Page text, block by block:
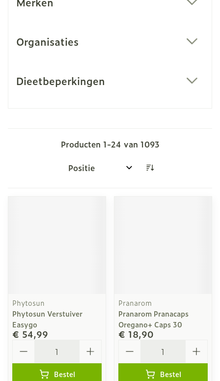
Organisaties
Dieetbeperkingen
Producten 1-24 van 1093
Sorteer op:
Phytosun
Phytosun Verstuiver
Easygo
€ 54,99
Bestel
Pranarom
Pranarom Pranacaps
Oregano+ Caps 30
€ 18,90
Bestel